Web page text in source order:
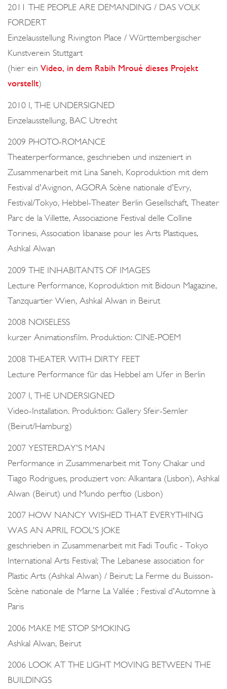
2011 THE PEOPLE ARE DEMANDING / DAS VOLK
FORDERT
Einzelausstellung Rivington Place / Württembergischer
Kunstverein Stuttgart
(hier ein Video, in dem Rabih Mroué dieses Projekt
vorstellt)
2010 I, THE UNDERSIGNED
Einzelausstellung, BAC Utrecht
2009 PHOTO-ROMANCE
Theaterperformance, geschrieben und inszeniert in
Zusammenarbeit mit Lina Saneh, Koproduktion mit dem
Festival d'Avignon, AGORA Scène nationale d'Evry,
Festival/Tokyo, Hebbel-Theater Berlin Gesellschaft, Theater
Parc de la Villette, Associazione Festival delle Colline
Torinesi, Association libanaise pour les Arts Plastiques,
Ashkal Alwan
2009 THE INHABITANTS OF IMAGES
Lecture Performance, Koproduktion mit Bidoun Magazine,
Tanzquartier Wien, Ashkal Alwan in Beirut
2008 NOISELESS
kurzer Animationsfilm. Produktion: CINE-POEM
2008 THEATER WITH DIRTY FEET
Lecture Performance für das Hebbel am Ufer in Berlin
2007 I, THE UNDERSIGNED
Video-Installation. Produktion: Gallery Sfeir-Semler
(Beirut/Hamburg)
2007 YESTERDAY'S MAN
Performance in Zusammenarbeit mit Tony Chakar und
Tiago Rodrigues, produziert von: Alkantara (Lisbon), Ashkal
Alwan (Beirut) und Mundo perftio (Lisbon)
2007 HOW NANCY WISHED THAT EVERYTHING
WAS AN APRIL FOOL'S JOKE
geschrieben in Zusammenarbeit mit Fadi Toufic - Tokyo
International Arts Festival; The Lebanese association for
Plastic Arts (Ashkal Alwan) / Beirut; La Ferme du Buisson-
Scène nationale de Marne La Vallée ; Festival d'Automne à
Paris
2006 MAKE ME STOP SMOKING
Ashkal Alwan, Beirut
2006 LOOK AT THE LIGHT MOVING BETWEEN THE
BUILDINGS